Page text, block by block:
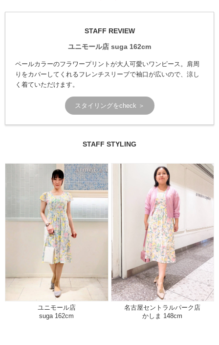
STAFF REVIEW
ユニモール店 suga 162cm
ペールカラーのフラワープリントが大人可愛いワンピース。肩周
りをカバーしてくれるフレンチスリーブで袖口が広いので、涼し
く着ていただけます。
スタイリングをcheck ＞
STAFF STYLING
ユニモール店
suga 162cm
名古屋セントラルパーク店
かしま 148cm